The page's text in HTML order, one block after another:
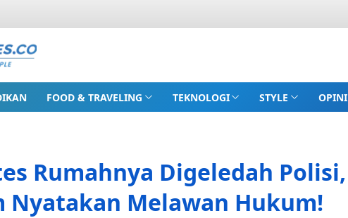
FOOD & TRAVELING TEKNOLOGI STYLE OPINI
Rumahnya Digeledah Polisi,
Nyatakan Melawan Hukum!